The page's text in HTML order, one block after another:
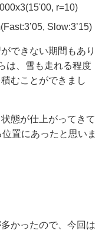
r=10)
Slow:3’15)
できない期間もあり
は、雪も走れる程度
むことができまし
態が仕上がってきて
置にあったと思いま
かったので、今回は